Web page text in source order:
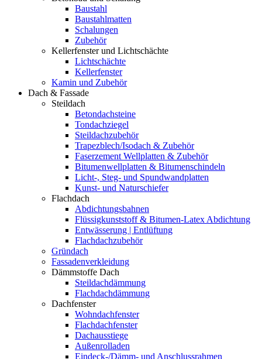
Baustahl
Baustahlmatten
Schalungen
Zubehör
Kellerfenster und Lichtschächte
Lichtschächte
Kellerfenster
Kamin und Zubehör
Dach & Fassade
Steildach
Betondachsteine
Tondachziegel
Steildachzubehör
Trapezblech/Isodach & Zubehör
Faserzement Wellplatten & Zubehör
Bitumenwellplatten & Bitumenschindeln
Licht-, Steg- und Spundwandplatten
Kunst- und Naturschiefer
Flachdach
Abdichtungsbahnen
Flüssigkunststoff & Bitumen-Latex Abdichtung
Entwässerung | Entlüftung
Flachdachzubehör
Gründach
Fassadenverkleidung
Dämmstoffe Dach
Steildachdämmung
Flachdachdämmung
Dachfenster
Wohndachfenster
Flachdachfenster
Dachausstiege
Außenrolladen
Eindeck-/Dämm- und Anschlussrahmen